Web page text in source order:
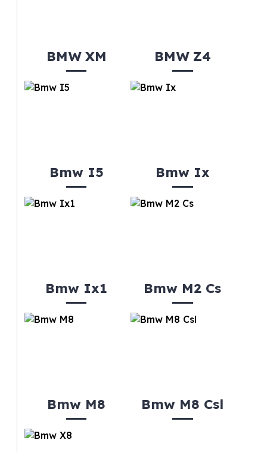
BMW XM BMW Z4
Bmw I5 Bmw Ix
Bmw Ix1 Bmw M2 Cs
Bmw M8 Bmw M8 Csl